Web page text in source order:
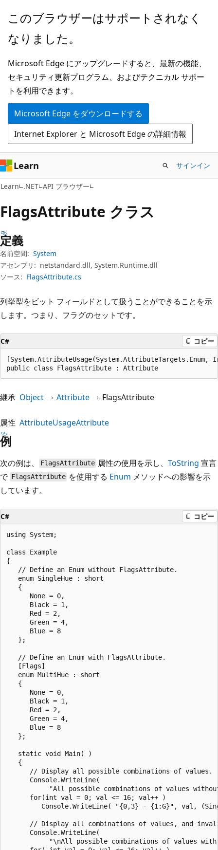
メ
ン
ン
テ
ン
ツ
に
ス
キ
ッ
プ
ペ
ジ
ナ
ビ
ゲ
ー
シ
ョ
ン
に
ス
キ
ッ
プ
このブラウザーはサポートされなく
なりました。
Microsoft Edge にアップグレードすると、最新の機能、
セキュリティ更新プログラム、およびテクニカル サポー
トを利用できます。
Microsoft Edge をダウンロードする
Internet Explorer と Microsoft Edge の詳細情報
Learn サインイン
Learn .NET API ブラウザー
FlagsAttribute クラス
定義
名前空間: System
アセンブリ: netstandard.dll, System.Runtime.dll
ソース: FlagsAttribute.cs
列挙型をビット フィールドとして扱うことができることを示
します。つまり、フラグのセットです。
C# コピー
public class FlagsAttribute : Attribute
継承 Object Attribute FlagsAttribute
属性 AttributeUsageAttribute
例
次の例は、 FlagsAttribute 属性の使用を示し、ToString 宣言
で FlagsAttribute を使用する Enum メソッドへの影響を示
しています。
C# コピー
using System;
class Example
{
   // Define an Enum without FlagsAttribute.
   enum SingleHue : short
   {
      None = 0,
      Black = 1,
      Red = 2,
      Green = 4,
      Blue = 8
   };
   // Define an Enum with FlagsAttribute.
   [Flags]
   enum MultiHue : short
   {
      None = 0,
      Black = 1,
      Red = 2,
      Green = 4,
      Blue = 8
   };
   static void Main( )
   {
      // Display all possible combinations of values.
      Console.WriteLine(
"All possible combinations of values
      for(int val = 0; val <= 16; val++ )
Console.WriteLine( "{0,3} - {1:G}", val,
// Display all combinations of values, and
      Console.WriteLine(
"\nAll possible combinations of values